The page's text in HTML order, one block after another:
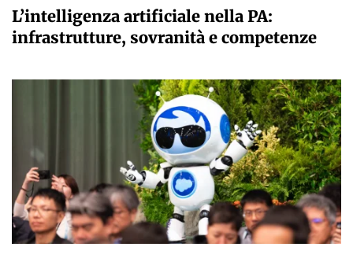
L’intelligenza artificiale nella PA:
infrastrutture, sovranità e competenze